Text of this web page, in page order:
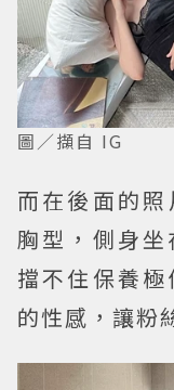
圖／擷自 IG
而在後面的
胸型，側身
擋不住保養
的性感，讓粉